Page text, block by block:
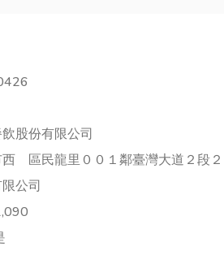
股份有限公司
區民龍里００１鄰臺灣大道２段
公司